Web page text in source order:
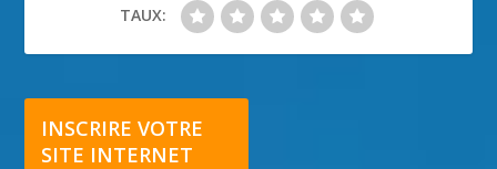
TAUX:
INSCRIRE VOTRE
SITE INTERNET